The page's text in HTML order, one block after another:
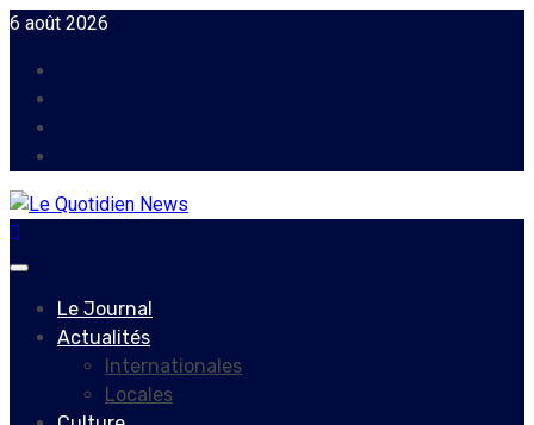
Skip
content
6 août 2026
Primary
Le Journal
Actualités
Internationales
Locales